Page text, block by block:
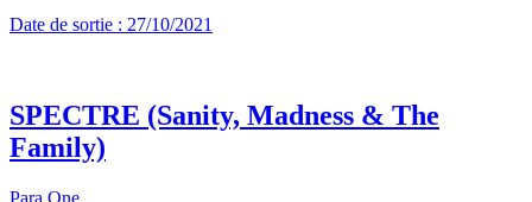
Date de sortie : 27/10/2021
SPECTRE (Sanity, Madness & The
Family)